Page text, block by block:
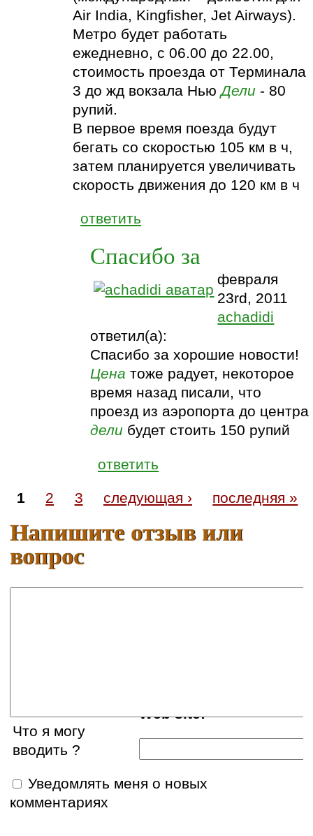
Air India, Kingfisher, Jet Airways).
Метро будет работать
ежедневно, с 06.00 до 22.00,
стоимость проезда от Терминала
3 до жд вокзала НьюДели - 80
рупий.
В первое время поезда будут
бегать со скоростью 105 км в ч,
затем планируется увеличивать
скорость движения до 120 км в ч
ответить
Спасибо за
февраля
23rd, 2011
achadidi
ответил(а):
Спасибо за хорошие новости!
Цена тоже радует, некоторое
время назад писали, что
проезд из аэропорта до центра
дели будет стоить 150 рупий
ответить
1 2 3 следующая › последняя »
Напишите отзыв или
вопрос
Web site:
Что я могу
вводить ?
Уведомлять меня о новых
комментариях